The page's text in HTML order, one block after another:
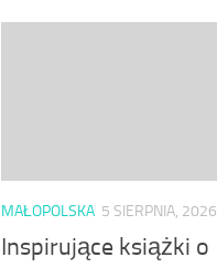
MAŁOPOLSKA 5 SIERPNIA, 2026
Inspirujące książki o